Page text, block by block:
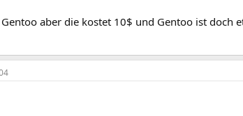
aber die kostet 10$ und Gentoo ist doch